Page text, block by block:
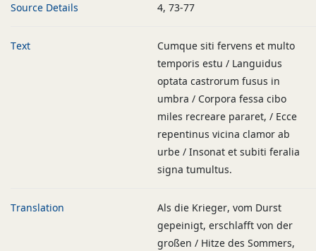
Source Details 4, 73-77
Text
Cumque siti fervens et multo
temporis estu / Languidus
optata castrorum fusus in
umbra / Corpora fessa cibo
miles recreare pararet, / Ecce
repentinus vicina clamor ab
urbe / Insonat et subiti feralia
signa tumultus.
Translation
Als die Krieger, vom Durst
gepeinigt, erschlafft von der
großen / Hitze des Sommers,